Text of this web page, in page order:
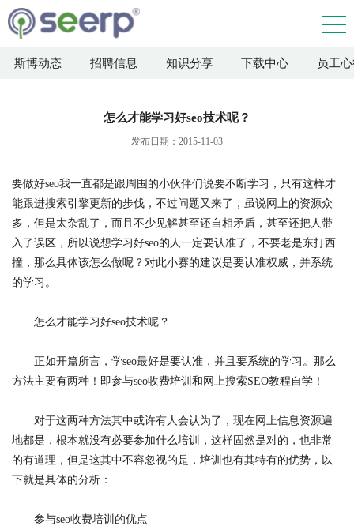
斯博动态 招聘信息 知识分享 下载中心 员工
怎么才能学习好seo技术呢？
发布日期：2015-11-03
要做好seo我一直都是跟周围的小伙伴们说要不断学习，只有这样才
能跟进搜索引擎更新的步伐，不过问题又来了，虽说网上的资源众
多，但是太杂乱了，而且不少见解甚至还自相矛盾，甚至还把人带
入了误区，所以说想学习好seo的人一定要认准了，不要老是东打西
撞，那么具体该怎么做呢？对此小赛的建议是要认准权威，并系统
的学习。
怎么才能学习好seo技术呢？
正如开篇所言，学seo最好是要认准，并且要系统的学习。那么
方法主要有两种！即参与seo收费培训和网上搜索SEO教程自学！
对于这两种方法其中或许有人会认为了，现在网上信息资源遍
地都是，根本就没有必要参加什么培训，这样固然是对的，也非常
的有道理，但是这其中不容忽视的是，培训也有其特有的优势，以
下就是具体的分析：
参与seo收费培训的优点